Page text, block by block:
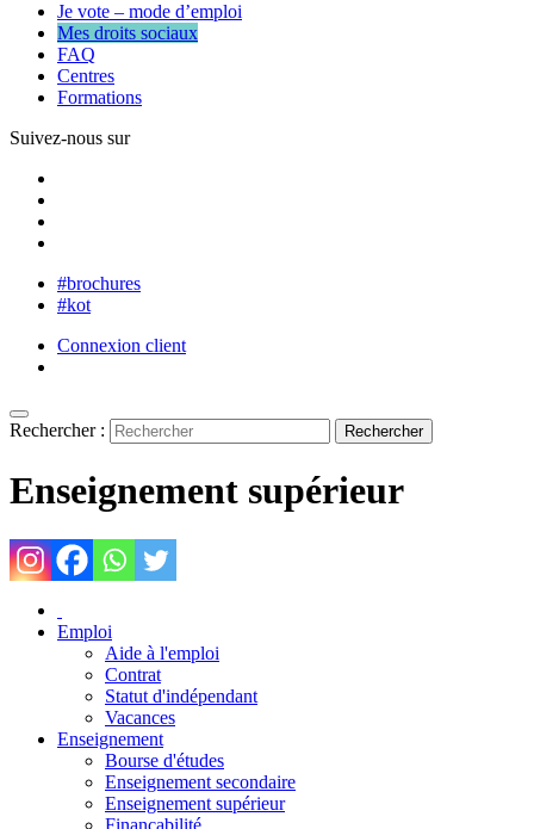
Je vote – mode d’emploi
Mes droits sociaux
FAQ
Centres
Formations
Suivez-nous sur
#brochures
#kot
Connexion client
Rechercher :
Enseignement supérieur
Emploi
Aide à l'emploi
Contrat
Statut d'indépendant
Vacances
Enseignement
Bourse d'études
Enseignement secondaire
Enseignement supérieur
Finançabilité